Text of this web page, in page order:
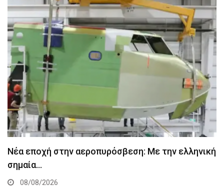
Νέα εποχή στην αεροπυρόσβεση: Με την ελληνική
σημαία…
08/08/2026